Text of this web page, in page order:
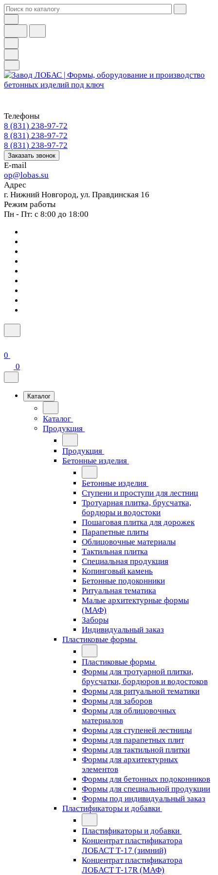
Телефоны
8 (831) 238-97-72
8 (831) 238-97-72
8 (831) 238-97-72
Заказать звонок
E-mail
op@lobas.su
Адрес
г. Нижний Новгород, ул. Правдинская 16
Режим работы
Пн - Пт: с 8:00 до 18:00
0
0
Каталог
Каталог
Продукция
Продукция
Бетонные изделия
Бетонные изделия
Ступени и проступи для лестниц
Тротуарная плитка, брусчатка,
бордюры и водостоки
Пошаговая плитка для дорожек
Парапетные плиты
Облицовочные материалы
Тактильная плитка
Специальная продукция
Копинговый камень
Бетонные подоконники
Ритуальная тематика
Малые архитектурные формы
(МАФ)
Заборы
Индивидуальный заказ
Пластиковые формы
Пластиковые формы
Формы для тротуарной плитки,
брусчатки, бордюров и водостоков
Формы для ритуальной тематики
Формы для заборов
Формы для облицовочных
материалов
Формы для ступеней лестницы
Формы для парапетных плит
Формы для тактильной плитки
Формы для архитектурных
элементов
Формы для бетонных подоконников
Формы для специальной продукции
Формы под индивидуальный заказ
Пластификаторы и добавки
Пластификаторы и добавки
Концентрат пластификатора
ЛОБАСТ Т-17 (зимний)
Концентрат пластификатора
ЛОБАСТ Т-17R (МАФ)